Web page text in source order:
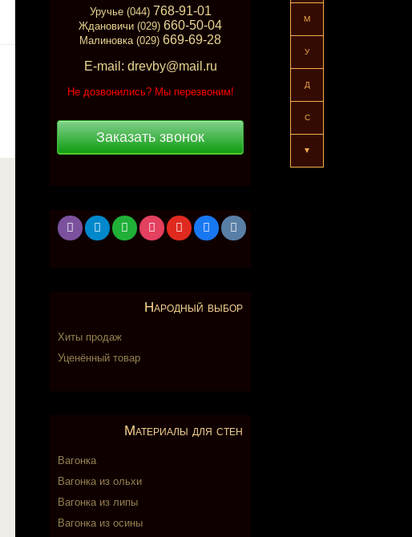
Уручье (044) 768-91-01
Ждановичи (029) 660-50-04
Малиновка (029) 669-69-28
E-mail: drevby@mail.ru
Не дозвонились? Мы перезвоним!
Заказать звонок
viber telegramwhatsappinstagramyoutubefacebookvkontakte
Народный выбор
Хиты продаж
Уценённый товар
Материалы для стен
Вагонка
Вагонка из ольхи
Вагонка из липы
Вагонка из осины
М
У
Д
С
▼